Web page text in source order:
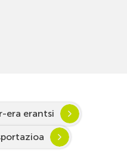
era erantsi